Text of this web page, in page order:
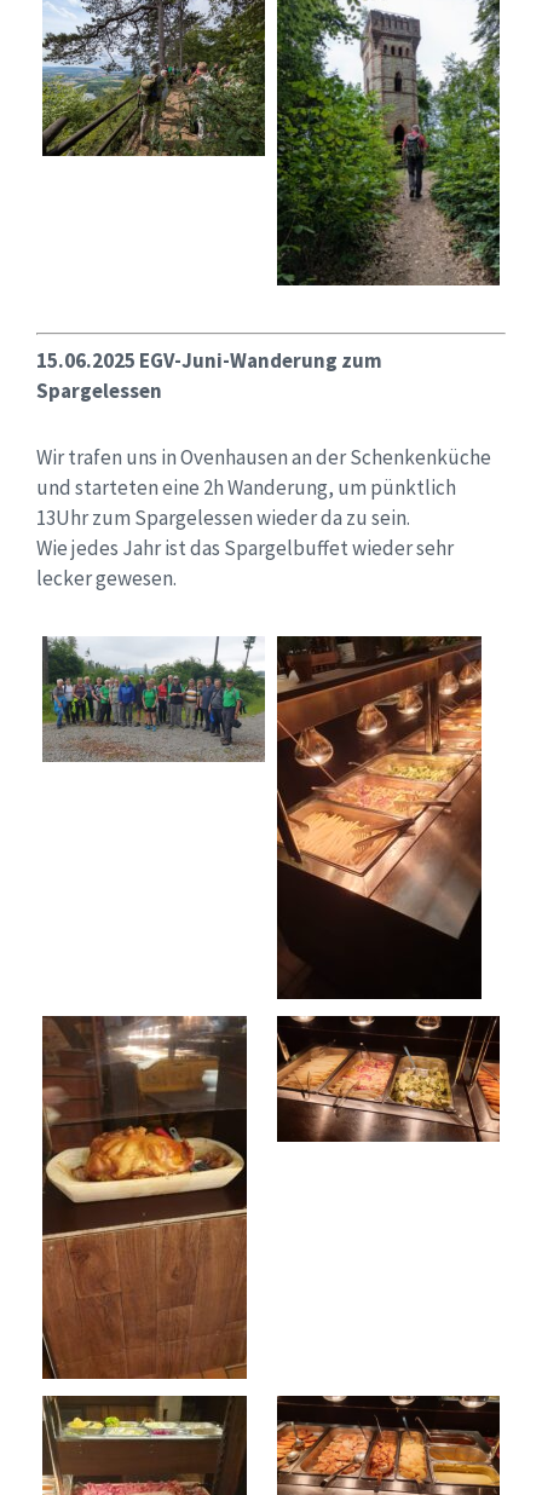
15.06.2025 EGV-Juni-Wanderung zum
Spargelessen
Wir trafen uns in Ovenhausen an der Schenkenküche
und starteten eine 2h Wanderung, um pünktlich
13Uhr zum Spargelessen wieder da zu sein.
Wie jedes Jahr ist das Spargelbuffet wieder sehr
lecker gewesen.